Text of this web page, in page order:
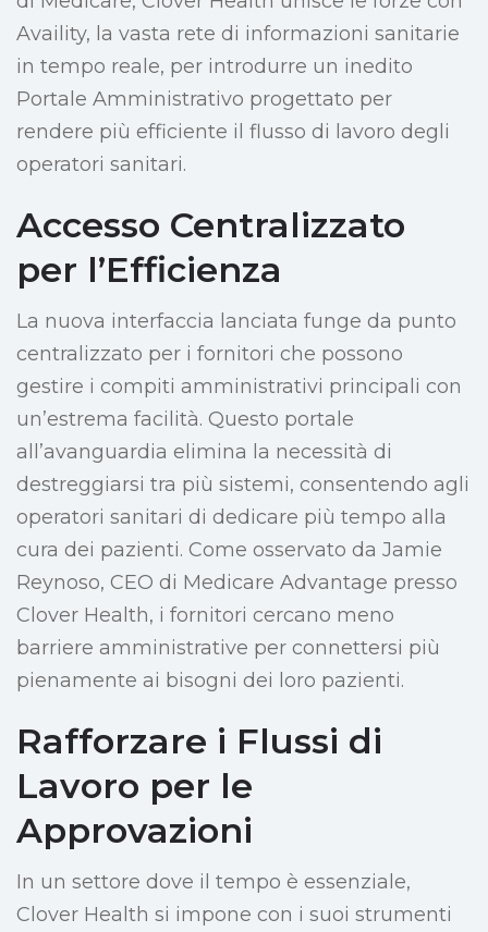
Availity, la vasta rete di informazioni sanitarie
in tempo reale, per introdurre un inedito
Portale Amministrativo progettato per
rendere più efficiente il flusso di lavoro degli
operatori sanitari.
Accesso Centralizzato
per l’Efficienza
La nuova interfaccia lanciata funge da punto
centralizzato per i fornitori che possono
gestire i compiti amministrativi principali con
un’estrema facilità. Questo portale
all’avanguardia elimina la necessità di
destreggiarsi tra più sistemi, consentendo agli
operatori sanitari di dedicare più tempo alla
cura dei pazienti. Come osservato da Jamie
Reynoso, CEO di Medicare Advantage presso
Clover Health, i fornitori cercano meno
barriere amministrative per connettersi più
pienamente ai bisogni dei loro pazienti.
Rafforzare i Flussi di
Lavoro per le
Approvazioni
In un settore dove il tempo è essenziale,
Clover Health si impone con i suoi strumenti